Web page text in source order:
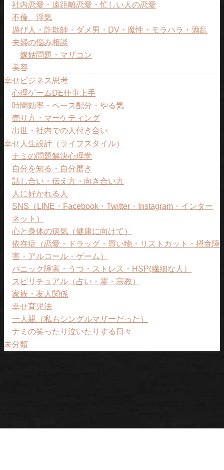
社内恋愛・遠距離恋愛・忙しい人の恋愛
不倫、浮気
遊び人・詐欺師・ダメ男・DV・魔性・モラハラ・酒乱
夫婦の悩み相談
嫁姑問題・マザコン
美容
幸せビジネス思考
心理ゲームDE仕事上手
時間効率・ペース配分・やる気
売り方・マーケティング
出世・社内での人付き合い
幸せ人生設計（ライフスタイル）
ナミの問題解決心理学
自分を知る・自分磨き
話し合い・伝え方・向き合い方
人に好かれる人
SNS（LINE・Facebook・Twitter・Instagram・インター
ネット）
心と身体の病気（健康に向けて）
依存症（恋愛・ドラッグ・買い物・リストカット・摂食障
害・アルコール・ゲーム）
パニック障害・うつ・ストレス・HSP(繊細な人）
スピリチュアル（占い・霊・宗教）
家族・友人関係
幸せ育児法
一人親（私もシングルマザーだった）
ナミの笑ったり泣いたりする日々
未分類